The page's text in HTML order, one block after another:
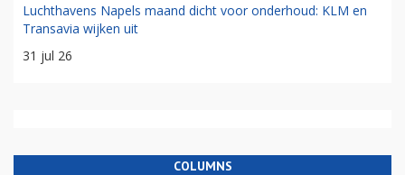
Luchthavens Napels maand dicht voor onderhoud: KLM en
Transavia wijken uit
31 jul 26
COLUMNS